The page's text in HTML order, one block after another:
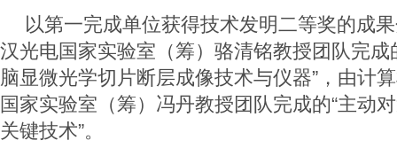
以第一完成单位获得技术发明二等奖的成
汉光电国家实验室（筹）骆清铭教授团队完成
脑显微光学切片断层成像技术与仪器”，由计
国家实验室（筹）冯丹教授团队完成的“主动
关键技术”。